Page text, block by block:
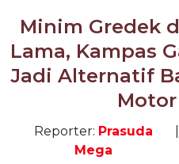
Minim Gredek
Lama, Kampas
Jadi Alternatif
Reporter: Prasuda
Mega